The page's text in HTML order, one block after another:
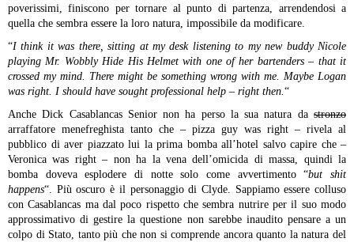
poverissimi, finiscono per tornare al punto di partenza, arrendendosi a
quella che sembra essere la loro natura, impossibile da modificare.
“I think it was there, sitting at my desk listening to my new buddy Nicole
playing Mr. Wobbly Hide His Helmet with one of her bartenders – that it
crossed my mind. There might be something wrong with me. Maybe Logan
was right. I should have sought professional help – right then. “
Anche Dick Casablancas Senior non ha perso la sua natura da stronzo
arraffatore menefreghista tanto che – pizza guy was right – rivela al
pubblico di aver piazzato lui la prima bomba all’hotel salvo capire che –
Veronica was right – non ha la vena dell’omicida di massa, quindi la
bomba doveva esplodere di notte solo come avvertimento “but shit
happens“. Più oscuro è il personaggio di Clyde. Sappiamo essere colluso
con Casablancas ma dal poco rispetto che sembra nutrire per il suo modo
approssimativo di gestire la questione non sarebbe inaudito pensare a un
colpo di Stato, tanto più che non si comprende ancora quanto la natura del